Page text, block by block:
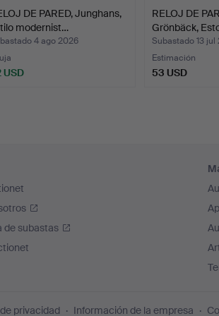
DE PARED, Junghans,
modernist…
4 ago 2026
USD
RELOJ DE
Grönbäck,
Subastado 13 jul
Estimación
53 USD
de subastas
privacidad Información de la empresa